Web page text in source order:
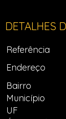
DETALHES
Referência
Endereço
Bairro
Município
UF